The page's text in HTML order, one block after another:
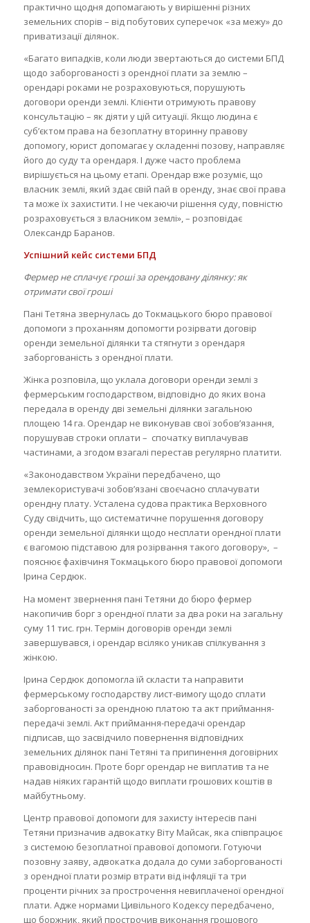
практично щодня допомагають у вирішенні різних
земельних спорів – від побутових суперечок «за межу» до
приватизації ділянок.
«Багато випадків, коли люди звертаються до системи БПД
щодо заборгованості з орендної плати за землю –
орендарі роками не розраховуються, порушують
договори оренди землі. Клієнти отримують правову
консультацію – як діяти у цій ситуації. Якщо людина є
суб’єктом права на безоплатну вторинну правову
допомогу, юрист допомагає у складенні позову, направляє
його до суду та орендаря. І дуже часто проблема
вирішується на цьому етапі. Орендар вже розуміє, що
власник землі, який здає свій пай в оренду, знає свої права
та може їх захистити. І не чекаючи рішення суду, повністю
розраховується з власником землі», – розповідає
Олександр Баранов.
Успішний кейс системи БПД
Фермер не сплачує гроші за орендовану ділянку: як
отримати свої гроші
Пані Тетяна звернулась до Токмацького бюро правової
допомоги з проханням допомогти розірвати договір
оренди земельної ділянки та стягнути з орендаря
заборгованість з орендної плати.
Жінка розповіла, що уклала договори оренди землі з
фермерським господарством, відповідно до яких вона
передала в оренду дві земельні ділянки загальною
площею 14 га. Орендар не виконував свої зобов’язання,
порушував строки оплати – спочатку виплачував
частинами, а згодом взагалі перестав регулярно платити.
«Законодавством України передбачено, що
землекористувачі зобов’язані своєчасно сплачувати
орендну плату. Усталена судова практика Верховного
Суду свідчить, що систематичне порушення договору
оренди земельної ділянки щодо несплати орендної плати
є вагомою підставою для розірвання такого договору», –
пояснює фахівчиня Токмацького бюро правової допомоги
Ірина Сердюк.
На момент звернення пані Тетяни до бюро фермер
накопичив борг з орендної плати за два роки на загальну
суму 11 тис. грн. Термін договорів оренди землі
завершувався, і орендар всіляко уникав спілкування з
жінкою.
Ірина Сердюк допомогла їй скласти та направити
фермерському господарству лист-вимогу щодо сплати
заборгованості за орендною платою та акт приймання-
передачі землі. Акт приймання-передачі орендар
підписав, що засвідчило повернення відповідних
земельних ділянок пані Тетяні та припинення договірних
правовідносин. Проте борг орендар не виплатив та не
надав ніяких гарантій щодо виплати грошових коштів в
майбутньому.
Центр правової допомоги для захисту інтересів пані
Тетяни призначив адвокатку Віту Майсак, яка співпрацює
з системою безоплатної правової допомоги. Готуючи
позовну заяву, адвокатка додала до суми заборгованості
з орендної плати розмір втрати від інфляції та три
проценти річних за прострочення невиплаченої орендної
плати. Адже нормами Цивільного Кодексу передбачено,
що боржник, який прострочив виконання грошового